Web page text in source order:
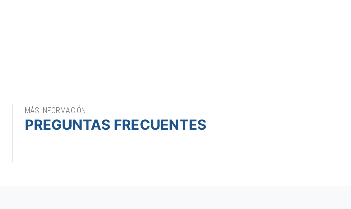
MÁS INFORMACIÓN
PREGUNTAS FRECUENTES